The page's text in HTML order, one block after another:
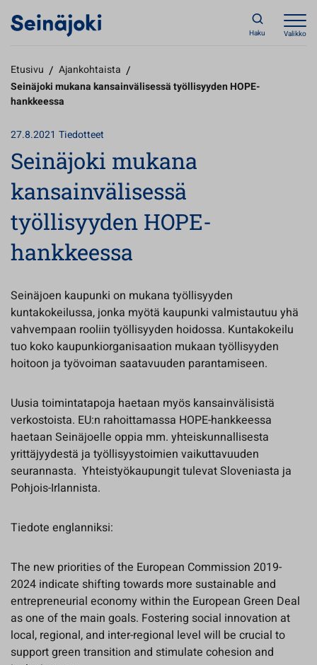
Haku Valikko
Etusivu / Ajankohtaista /
Seinäjoki mukana kansainvälisessä työllisyyden HOPE-
hankkeessa
27.8.2021 Tiedotteet
Seinäjoki mukana
kansainvälisessä
työllisyyden HOPE-
hankkeessa
Seinäjoen kaupunki on mukana työllisyyden
kuntakokeilussa, jonka myötä kaupunki valmistautuu yhä
vahvempaan rooliin työllisyyden hoidossa. Kuntakokeilu
tuo koko kaupunkiorganisaation mukaan työllisyyden
hoitoon ja työvoiman saatavuuden parantamiseen.
Uusia toimintatapoja haetaan myös kansainvälisistä
verkostoista. EU:n rahoittamassa HOPE-hankkeessa
haetaan Seinäjoelle oppia mm. yhteiskunnallisesta
yrittäjyydestä ja työllisyystoimien vaikuttavuuden
seurannasta. Yhteistyökaupungit tulevat Sloveniasta ja
Pohjois-Irlannista.
Tiedote englanniksi:
The new priorities of the European Commission 2019-
2024 indicate shifting towards more sustainable and
entrepreneurial economy within the European Green Deal
as one of the main goals. Fostering social innovation at
local, regional, and inter-regional level will be crucial to
support green transition and stimulate cohesion and